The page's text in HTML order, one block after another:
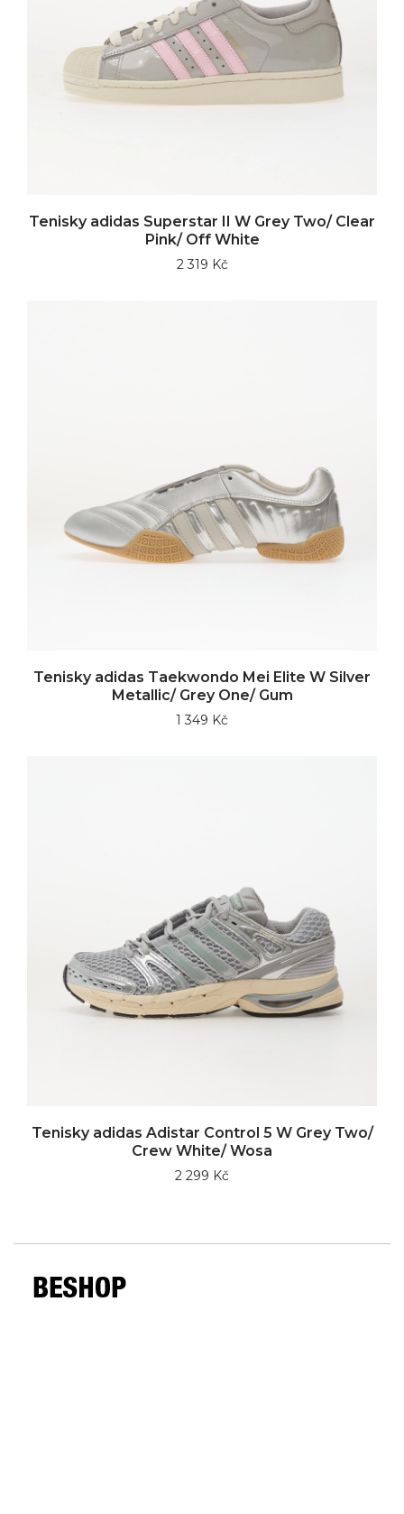
Tenisky adidas Superstar II W Grey Two/ Clear
Pink/ Off White
2 319 Kč
Tenisky adidas Taekwondo Mei Elite W Silver
Metallic/ Grey One/ Gum
1 349 Kč
Tenisky adidas Adistar Control 5 W Grey Two/
Crew White/ Wosa
2 299 Kč